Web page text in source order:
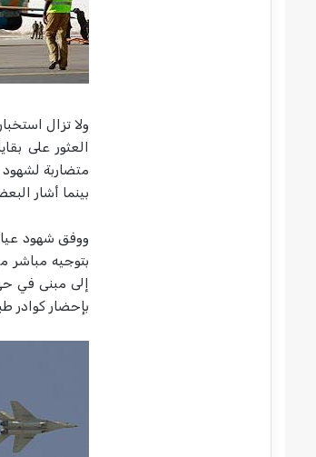
ولا تزال
العثور على
متضاربة
بينما أشار
ووفق شهود
بتوجيه مباشر
إلى مبنى في
بإحضار كوادر